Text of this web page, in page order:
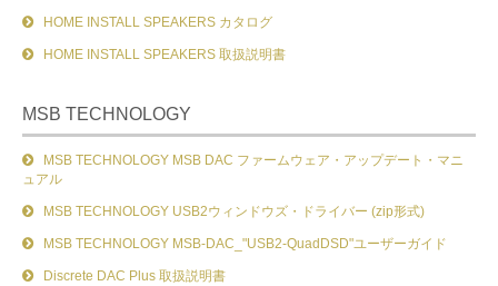
HOME INSTALL SPEAKERS カタログ
HOME INSTALL SPEAKERS 取扱説明書
MSB TECHNOLOGY
MSB TECHNOLOGY MSB DAC ファームウェア・アップデート・マニ
ュアル
MSB TECHNOLOGY USB2ウィンドウズ・ドライバー (zip形式)
MSB TECHNOLOGY MSB-DAC_"USB2-QuadDSD"ユーザーガイド
Discrete DAC Plus 取扱説明書